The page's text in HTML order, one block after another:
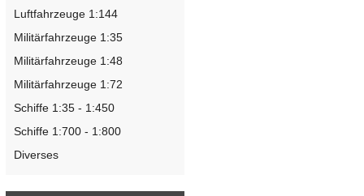
Luftfahrzeuge 1:144
Militärfahrzeuge 1:35
Militärfahrzeuge 1:48
Militärfahrzeuge 1:72
Schiffe 1:35 - 1:450
Schiffe 1:700 - 1:800
Diverses